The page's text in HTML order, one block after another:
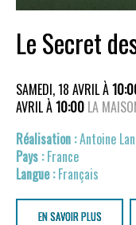
Le Secret
SAMEDI, 18 AVRIL À
AVRIL À10:00 LA
Antoine
France
Français
EN SAVOIR PLUS